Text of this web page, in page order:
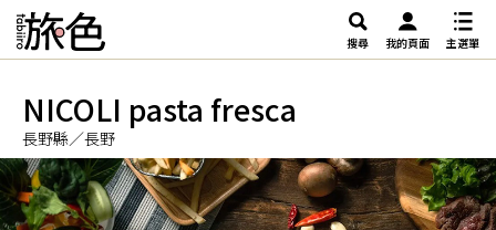
搜尋 我的頁面 主選單
NICOLI pasta fresca
長野縣／長野